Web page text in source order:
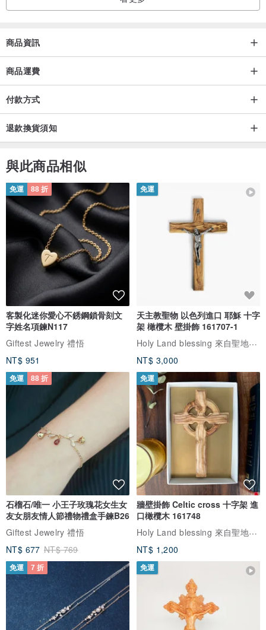
商品資訊
商品運費
付款方式
退款換貨須知
與此商品相似
免運 88 折
客製化迷你愛心不銹鋼鎖骨刻文
字姓名項鍊N117
Giftest Jewelry 禮悟
NT$ 951
免運
天主教聖物 以色列進口 耶穌 十字
架 橄欖木 壁掛飾 161707-1
Holy Land blessing 來自聖地的祝福
NT$ 3,000
免運 88 折
石榴石/唯一 小王子玫瑰花女生女
友女朋友情人節禮物禮盒手鍊B26
Giftest Jewelry 禮悟
NT$ 677 NT$ 769
免運
牆壁掛飾 Celtic cross 十字架 進
口橄欖木 161748
Holy Land blessing 來自聖地的祝福
NT$ 1,200
免運 7 折 免運